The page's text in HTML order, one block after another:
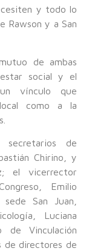
y todo lo
Rawson y a San
de ambas
social y el
un vínculo que
como a la
de
Chirino, y
el vicerrector
Emilio
San Juan,
Luciana
de Vinculación
de directores de